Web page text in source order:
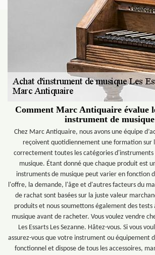
Comment Marc Antiquaire évalue
instrument de
Chez Marc Antiquaire, nous avons une équipe
reçoivent quotidiennement une formation sur
correctement toutes les catégories
musique. Étant donné que chaque produit est
instruments de musique peut varier en fonction
l'offre, la demande, l'âge et d'autres facteurs du
de rachat sont basées sur la juste valeur
produits et nous soumettons également des tests
musique avant de racheter. Vous voulez vendre
Les Essarts Les Sezanne. Hâtez-vous. Si vous
assurez-vous que votre instrument ou équipement
fonctionnel et dispose de tous les accessoires,